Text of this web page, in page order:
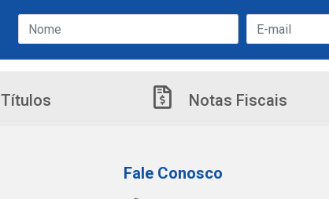
Títulos Notas Fiscais
Fale Conosco